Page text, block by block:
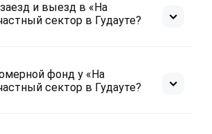
и выезд в «На
сектор в Гудауте?
фонд у «На
сектор в Гудауте?